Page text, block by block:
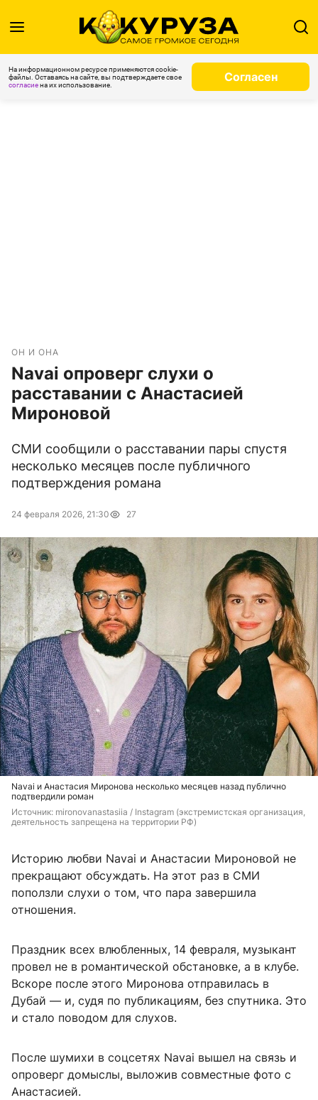
На информационном ресурсе применяются cookie-
файлы. Оставаясь на сайте, вы подтверждаете свое
согласиена их использование.
Согласен
ОН И ОНА
Navai опроверг слухи о
расставании с Анастасией
Мироновой
СМИ сообщили о расставании пары спустя
несколько месяцев после публичного
подтверждения романа
24 февраля 2026, 21:30 27
Navai и Анастасия Миронова несколько месяцев назад публично
подтвердили роман
Источник: mironovanastasiia / Instagram (экстремистская организация,
деятельность запрещена на территории РФ)
Историю любви Navai и Анастасии Мироновой не
прекращают обсуждать. На этот раз в СМИ
поползли слухи о том, что пара завершила
отношения.
Праздник всех влюбленных, 14 февраля, музыкант
провел не в романтической обстановке, а в клубе.
Вскоре после этого Миронова отправилась в
Дубай — и, судя по публикациям, без спутника. Это
и стало поводом для слухов.
После шумихи в соцсетях Navai вышел на связь и
опроверг домыслы, выложив совместные фото с
Анастасией.